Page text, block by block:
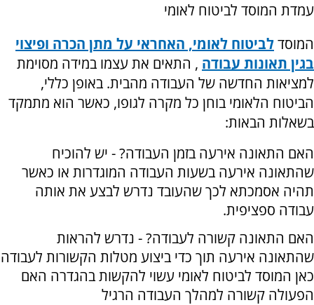
עמדת המוסד לביטוח לאומי
המוסדלביטוח לאומי, האחראי על מתן הכרה ופיצוי
בגין תאונות עבודה , התאים את עצמו במידה מסוימת
למציאות החדשה של העבודה מהבית. באופן כללי,
הביטוח הלאומי בוחן כל מקרה לגופו, כאשר הוא מתמקד
בשאלות הבאות:
האם התאונה אירעה בזמן העבודה? - יש להוכיח
שהתאונה אירעה בשעות העבודה המוגדרות או כאשר
תהיה אסמכתא לכך שהעובד נדרש לבצע את אותה
עבודה ספציפית.
האם התאונה קשורה לעבודה? - נדרש להראות
שהתאונה אירעה תוך כדי ביצוע מטלות הקשורות לעבודה
כאן המוסד לביטוח לאומי עשוי להקשות בהגדרה האם
הפעולה קשורה למהלך העבודה הרגיל